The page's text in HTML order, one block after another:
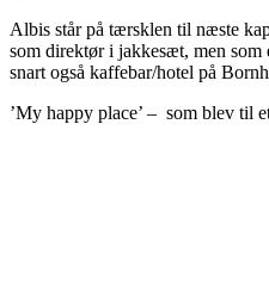
Albis står på tærsklen til næste
som direktør i jakkesæt, men
snart også kaffebar/hotel på
’My happy place’ – som blev til